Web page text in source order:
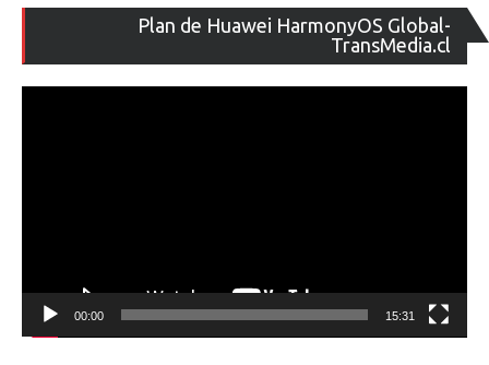
Plan de Huawei HarmonyOS Global-
TransMedia.cl
de
00:00 15:31